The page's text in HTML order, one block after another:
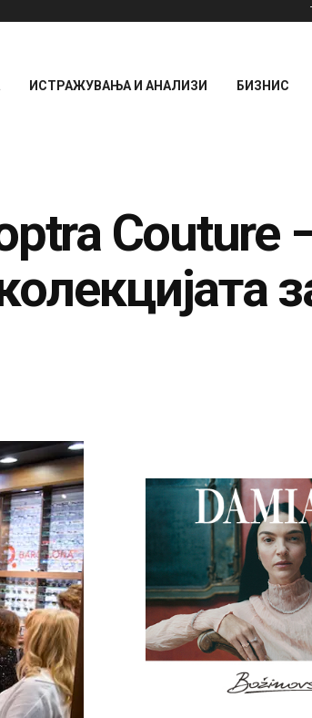
ИСТРАЖУВАЊА И АНАЛИЗИ БИЗНИС
Couture